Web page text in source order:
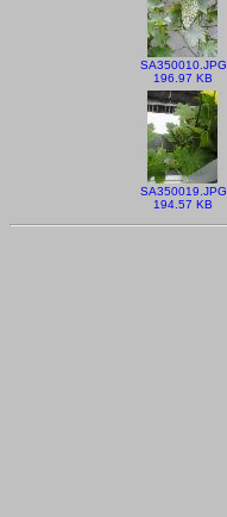
SA350010.JPG
196.97 KB
SA350019.JPG
194.57 KB